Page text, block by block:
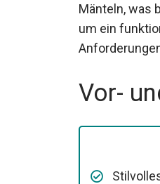
Mänteln, was
um ein
Vor-